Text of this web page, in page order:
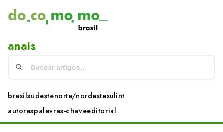
anais
brasilsudestenorte/nordestesulint
autorespalavras-chaveeditorial